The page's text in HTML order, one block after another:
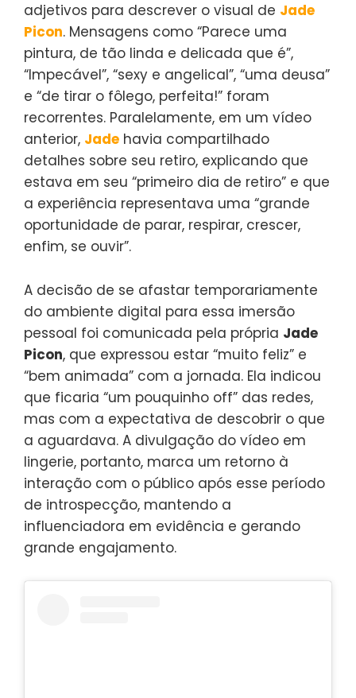
adjetivos para descrever o visual de Jade
Picon. Mensagens como “Parece uma
pintura, de tão linda e delicada que é”,
“Impecável”, “sexy e angelical”, “uma deusa”
e “de tirar o fôlego, perfeita!” foram
recorrentes. Paralelamente, em um vídeo
anterior, Jade havia compartilhado
detalhes sobre seu retiro, explicando que
estava em seu “primeiro dia de retiro” e que
a experiência representava uma “grande
oportunidade de parar, respirar, crescer,
enfim, se ouvir”.
A decisão de se afastar temporariamente
do ambiente digital para essa imersão
pessoal foi comunicada pela própria Jade
Picon, que expressou estar “muito feliz” e
“bem animada” com a jornada. Ela indicou
que ficaria “um pouquinho off” das redes,
mas com a expectativa de descobrir o que
a aguardava. A divulgação do vídeo em
lingerie, portanto, marca um retorno à
interação com o público após esse período
de introspecção, mantendo a
influenciadora em evidência e gerando
grande engajamento.